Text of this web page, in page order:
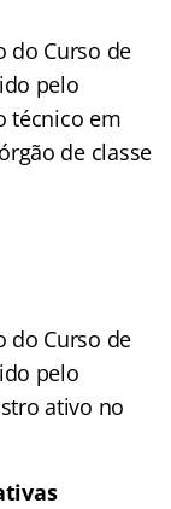
do Curso de
pelo
técnico em
de classe
do Curso de
pelo
ativo no